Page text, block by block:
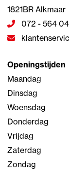
1821BR Alkmaar
072 - 564
Openingstijden
Maandag
Dinsdag
Woensdag
Donderdag
Vrijdag
Zaterdag
Zondag